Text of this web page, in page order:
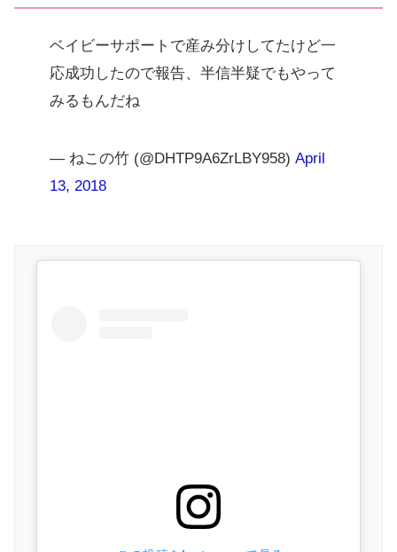
ベイビーサポートで産み分けしてたけど一
応成功したので報告、半信半疑でもやって
みるもんだね
— ねこの竹 (@DHTP9A6ZrLBY958) April
13, 2018